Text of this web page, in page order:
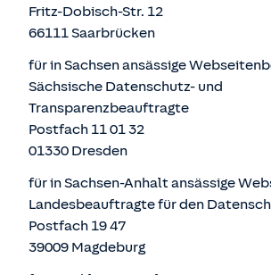
Fritz-Dobisch-Str. 12
66111 Saarbrücken
für in Sachsen ansässige
Sächsische Datenschutz- und
Transparenzbeauftragte
Postfach 11 01 32
01330 Dresden
für in Sachsen-Anhalt ansässige
Landesbeauftragte für den
Postfach 19 47
39009 Magdeburg